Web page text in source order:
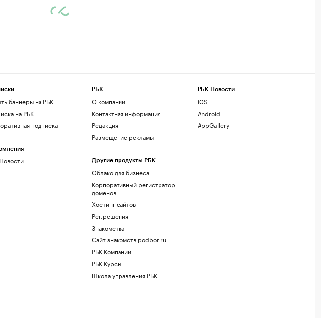
баннеры на РБК
на РБК
подписка
РБК
О компании
Контактная информация
Редакция
Размещение рекламы
Другие продукты РБК
Облако для бизнеса
Корпоративный регистратор
доменов
Хостинг сайтов
Рег.решения
Знакомства
Сайт знакомств podbor.ru
РБК Компании
РБК Курсы
Школа управления РБК
РБК Новости
iOS
Android
AppGallery